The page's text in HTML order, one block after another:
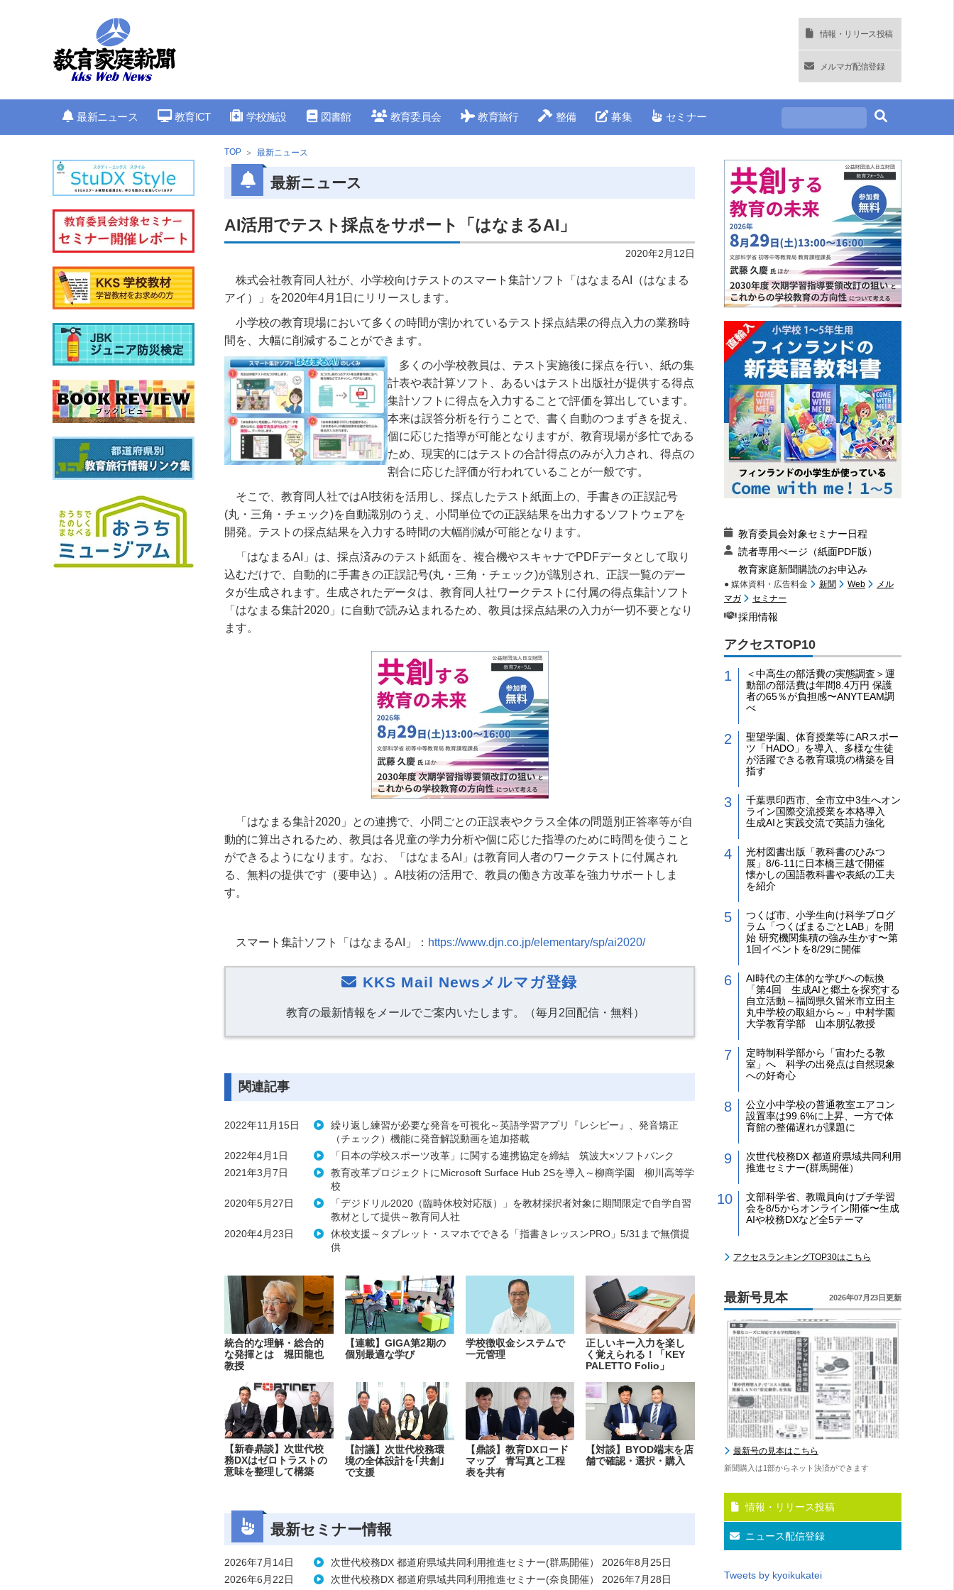
情報・リリース投稿
メルマガ配信登録
最新ニュース 教育ICT 学校施設 図書館 教育委員会 教育旅行 整備 募集 セミナー
TOP 最新ニュース
最新ニュース
AI活用でテスト採点をサポート「はなまるAI」
2020年2月12日
株式会社教育同人社が、小学校向けテストのスマート集計ソフト「はなまるAI（はなまる
アイ）」を2020年4月1日にリリースします。
小学校の教育現場において多くの時間が割かれているテスト採点結果の得点入力の業務時
間を、大幅に削減することができます。
多くの小学校教員は、テスト実施後に採点を行い、紙の集
計表や表計算ソフト、あるいはテスト出版社が提供する得点
集計ソフトに得点を入力することで評価を算出しています。
本来は誤答分析を行うことで、書く自動のつまずきを捉え、
個に応じた指導が可能となりますが、教育現場が多忙である
ため、現実的にはテストの合計得点のみが入力され、得点の
割合に応じた評価が行われていることが一般です。
そこで、教育同人社ではAI技術を活用し、採点したテスト紙面上の、手書きの正誤記号
(丸・三角・チェック)を自動識別のうえ、小問単位での正誤結果を出力するソフトウェアを
開発。テストの採点結果を入力する時間の大幅削減が可能となります。
「はなまるAI」は、採点済みのテスト紙面を、複合機やスキャナでPDFデータとして取り
込むだけで、自動的に手書きの正誤記号(丸・三角・チェック)が識別され、正誤一覧のデー
タが生成されます。生成されたデータは、教育同人社ワークテストに付属の得点集計ソフト
「はなまる集計2020」に自動で読み込まれるため、教員は採点結果の入力が一切不要となり
ます。
「はなまる集計2020」との連携で、小問ごとの正誤表やクラス全体の問題別正答率等が自
動的に算出されるため、教員は各児童の学力分析や個に応じた指導のために時間を使うこと
ができるようになります。なお、「はなまるAI」は教育同人者のワークテストに付属され
る、無料の提供です（要申込）。AI技術の活用で、教員の働き方改革を強力サポートしま
す。
スマート集計ソフト「はなまるAI」： https://www.djn.co.jp/elementary/sp/ai2020/
KKS Mail Newsメルマガ登録
教育の最新情報をメールでご案内いたします。（毎月2回配信・無料）
関連記事
2022年11月15日
繰り返し練習が必要な発音を可視化～英語学習アプリ『レシピー』、発音矯正
（チェック）機能に発音解説動画を追加搭載
2022年4月1日
「日本の学校スポーツ改革」に関する連携協定を締結 筑波大×ソフトバンク
2021年3月7日
教育改革プロジェクトにMicrosoft Surface Hub 2Sを導入～柳商学園 柳川高等学
校
2020年5月27日
「デジドリル2020（臨時休校対応版）」を教材採択者対象に期間限定で自学自習
教材として提供～教育同人社
2020年4月23日
休校支援～タブレット・スマホでできる「指書きレッスンPRO」5/31まで無償提
供
統合的な理解・総合的
な発揮とは 堀田龍也
教授
【連載】GIGA第2期の
個別最適な学び
学校徴収金システムで
一元管理
正しいキー入力を楽し
く覚えられる！「KEY
PALETTO Folio」
【新春鼎談】次世代校
務DXはゼロトラストの
意味を整理して構築
【討議】次世代校務環
境の全体設計を｢共創｣
で支援
【鼎談】教育DXロード
マップ 青写真と工程
表を共有
【対談】BYOD端末を店
舗で確認・選択・購入
最新セミナー情報
2026年7月14日
次世代校務DX 都道府県域共同利用推進セミナー(群馬開催） 2026年8月25日
2026年6月22日
次世代校務DX 都道府県域共同利用推進セミナー(奈良開催） 2026年7月28日
教育委員会対象セミナー日程
読者専用ぺージ（紙面PDF版）
教育家庭新聞購読のお申込み
● 媒体資料・広告料金 新聞 Web
メル
マガ
セミナー
採用情報
アクセスTOP10
＜中高生の部活費の実態調査＞運
動部の部活費は年間8.4万円 保護
者の65％が負担感〜ANYTEAM調
べ
聖望学園、体育授業等にARスポー
ツ「HADO」を導入、多様な生徒
が活躍できる教育環境の構築を目
指す
千葉県印西市、全市立中3生へオン
ライン国際交流授業を本格導入
生成AIと実践交流で英語力強化
光村図書出版「教科書のひみつ
展」8/6-11に日本橋三越で開催
懐かしの国語教科書や表紙の工夫
を紹介
つくば市、小学生向け科学プログ
ラム「つくばまるごとLAB」を開
始 研究機関集積の強み生かす〜第
1回イベントを8/29に開催
AI時代の主体的な学びへの転換
「第4回 生成AIと郷土を探究する
自立活動～福岡県久留米市立田主
丸中学校の取組から～」中村学園
大学教育学部 山本朋弘教授
定時制科学部から「宙わたる教
室」へ 科学の出発点は自然現象
への好奇心
公立小中学校の普通教室エアコン
設置率は99.6%に上昇、一方で体
育館の整備遅れが課題に
次世代校務DX 都道府県域共同利用
推進セミナー(群馬開催）
文部科学省、教職員向けプチ学習
会を8/5からオンライン開催〜生成
AIや校務DXなど全5テーマ
アクセスランキングTOP30はこちら
最新号見本 2026年07月23日更新
最新号の見本はこちら
新聞購入は1部からネット決済ができます
情報・リリース投稿
ニュース配信登録
Tweets by kyoikukatei